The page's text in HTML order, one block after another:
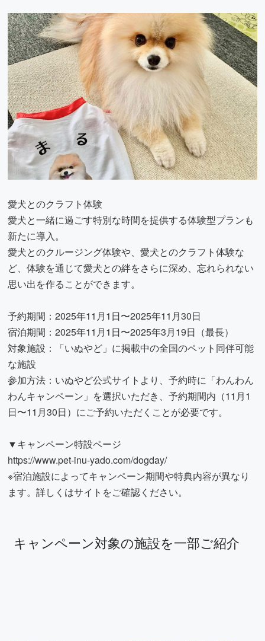
愛犬とのクラフト体験
愛犬と一緒に過ごす特別な時間を提供する体験型プランも
新たに導入。
愛犬とのクルージング体験や、愛犬とのクラフト体験な
ど、体験を通じて愛犬との絆をさらに深め、忘れられない
思い出を作ることができます。
予約期間：2025年11月1日〜2025年11月30日
宿泊期間：2025年11月1日〜2025年3月19日（最長）
対象施設：「いぬやど」に掲載中の全国のペット同伴可能
な施設
参加方法：いぬやど公式サイトより、予約時に「わんわん
わんキャンペーン」を選択いただき、予約期間内（11月1
日〜11月30日）にご予約いただくことが必要です。
▼キャンペーン特設ページ
https://www.pet-inu-yado.com/dogday/
※宿泊施設によってキャンペーン期間や特典内容が異なり
ます。詳しくはサイトをご確認ください。
キャンペーン対象の施設を一部ご紹介